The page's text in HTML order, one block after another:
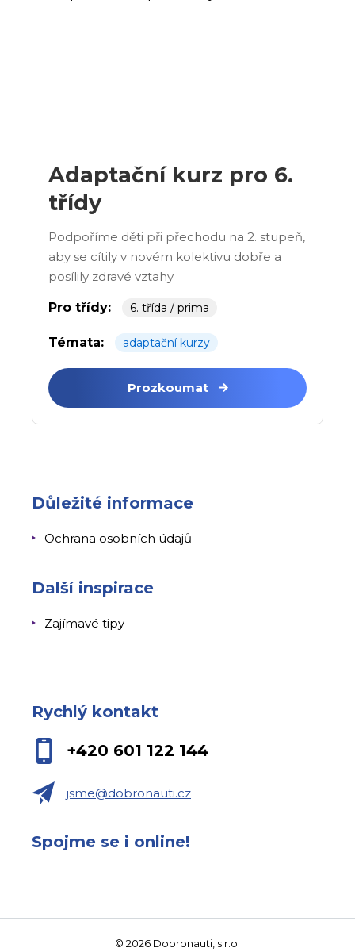
Adaptační kurz pro 6.
třídy
Podpoříme děti při přechodu na 2. stupeň,
aby se cítily v novém kolektivu dobře a
posílily zdravé vztahy
Pro třídy: 6. třída / prima
Témata: adaptační kurzy
Prozkoumat
Důležité informace
Ochrana osobních údajů
Další inspirace
Zajímavé tipy
Rychlý kontakt
+420 601 122 144
jsme@dobronauti.cz
Spojme se i online!
© 2026 Dobronauti, s.r.o.